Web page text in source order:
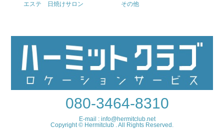
エステ 日焼けサロン
その他
080-3464-8310
E-mail : info@hermitclub.net
Copyright © Hermitclub . All Rights Reserved.